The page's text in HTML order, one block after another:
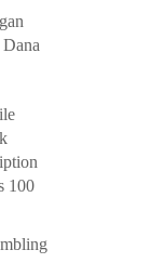
100